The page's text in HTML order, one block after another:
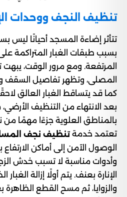
تنظيف النجف ووحدات
تتأثر إضاءة المسجد أحيانًا
بسبب طبقات الغبار المتراكمة
المرتفعة. ومع مرور الوقت،
المصلى، وتظهر تفاصيل السقف
كما قد يتساقط الغبار العالق
بعد الانتهاء من التنظيف
بالمناطق العلوية جزءًا مهمًا
تعتمد خدمةتنظيف نجف
الوصول الآمن إلى أماكن الارتفاع
وأدوات مناسبة لا تسبب خدش
الإنارة بعنف. يتم أولًا إزالة
والزوايا، ثم مسح القطع الظاهرة